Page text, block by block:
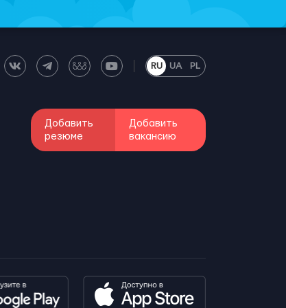
RU UA PL
Добавить
резюме
Добавить
вакансию